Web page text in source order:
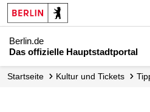
Berlin.de
Das offizielle Hauptstadtportal
Startseite Kultur und Tickets